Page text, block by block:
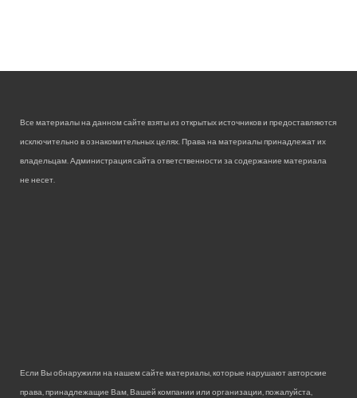
Все материалы на данном сайте взяты из открытых источников и предоставляются
исключительно в ознакомительных целях. Права на материалы принадлежат их
владельцам. Администрация сайта ответственности за содержание материала
не несет.
Если Вы обнаружили на нашем сайте материалы, которые нарушают авторские
права, принадлежащие Вам, Вашей компании или организации, пожалуйста,